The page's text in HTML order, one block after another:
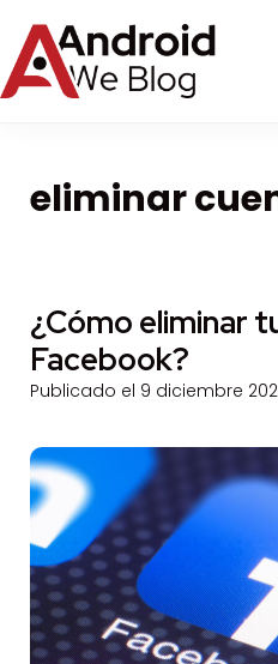
al
contenido
eliminar
¿Cómo eliminar
Facebook?
Publicado el 9 diciembre